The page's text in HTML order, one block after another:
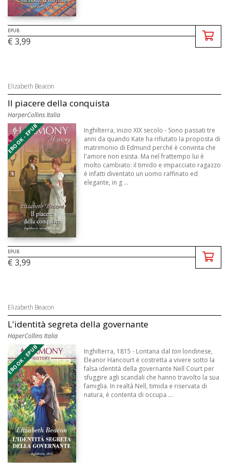
EPUB
€ 3,99
Elizabeth Beacon
Il piacere della conquista
HarperCollins Italia
EBOOK - EPUB
Inghilterra, inizio XIX secolo - Sono passati tre
anni da quando Kate ha rifiutato la proposta di
matrimonio di Edmund perché è convinta che
l'amore non esista. Ma nel frattempo lui è
molto cambiato: il timido e impacciato ragazzo
è infatti diventato un uomo raffinato ed
elegante, in g ...
EPUB
€ 3,99
Elizabeth Beacon
L'identità segreta della governante
HaperCollins Italia
EBOOK - EPUB Inghilterra, 1815 - Lontana dalton londinese,
Eleanor Hancourt è costretta a vivere sotto la
falsa identità della governante Nell Court per
sfuggire agli scandali che hanno travolto la sua
famiglia. In realtà Nell, timida e riservata di
natura, è contenta di occupa ...